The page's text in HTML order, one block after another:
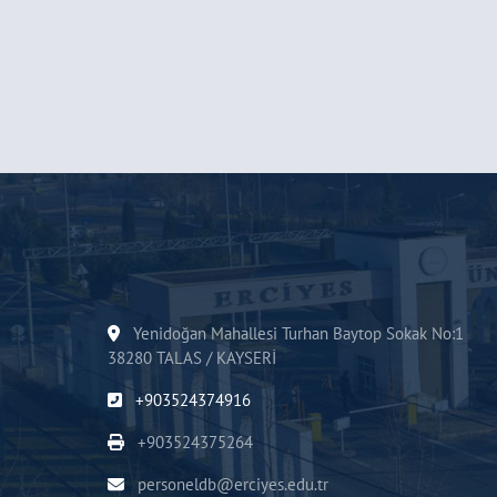
Yenidoğan Mahallesi Turhan Baytop Sokak No:1
38280 TALAS / KAYSERİ
+903524374916
+903524375264
personeldb@erciyes.edu.tr